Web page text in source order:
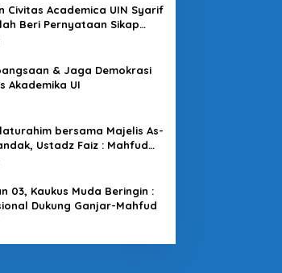
Rakyat
Civitas Academica UIN Syarif
Beri Pernyataan Sikap
Penyelenggaraan Pemilu
& Jaga Demokrasi
Akademika UI
bersama Majelis As-
Ustadz Faiz : Mahfud
Terbaik
03, Kaukus Muda Beringin :
Dukung Ganjar-Mahfud